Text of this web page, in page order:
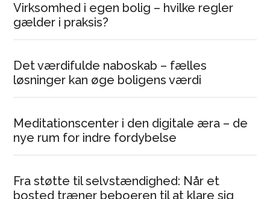
Virksomhed i egen bolig – hvilke regler
gælder i praksis?
Det værdifulde naboskab – fælles
løsninger kan øge boligens værdi
Meditationscenter i den digitale æra – de
nye rum for indre fordybelse
Fra støtte til selvstændighed: Når et
bosted træner beboeren til at klare sig